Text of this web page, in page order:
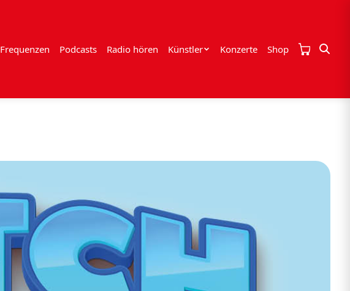
Frequenzen Podcasts Radio hören Künstler Konzerte Shop